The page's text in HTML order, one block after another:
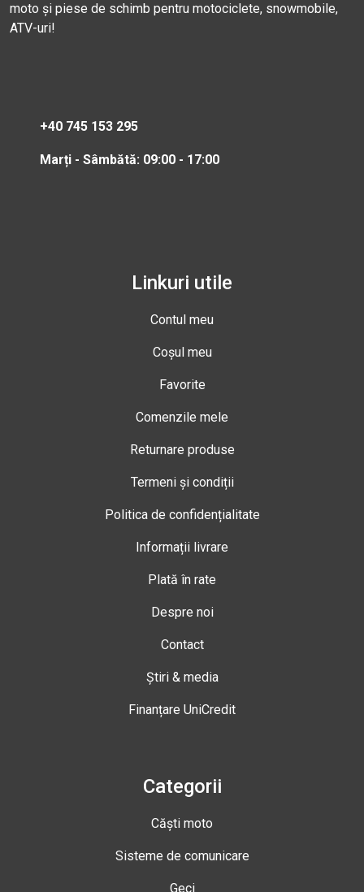
moto și piese de schimb pentru motociclete, snowmobile,
ATV-uri!
+40 745 153 295
Marți - Sâmbătă: 09:00 - 17:00
Linkuri utile
Contul meu
Coșul meu
Favorite
Comenzile mele
Returnare produse
Termeni și condiții
Politica de confidențialitate
Informații livrare
Plată în rate
Despre noi
Contact
Știri & media
Finanțare UniCredit
Categorii
Căști moto
Sisteme de comunicare
Geci